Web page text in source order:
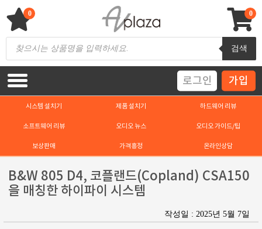
content
AV 플라자
하이파이 / 홈씨어터 전문 쇼핑몰
Products
search
검색
0
0
로그인 가입
시스템 설치기 제품 설치기 하드웨어 리뷰
소프트웨어 리뷰 오디오 뉴스 오디오 가이드/팁
보상판매 가격흥정 온라인상담
B&W 805 D4, 코플랜드(Copland) CSA150
을 매칭한 하이파이 시스템
작성일 : 2025년 5월 7일